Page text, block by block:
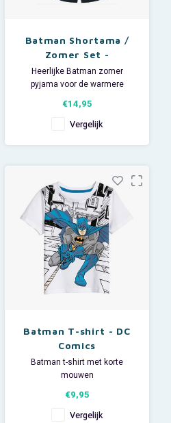
Batman Shortama /
Zomer Set -
Grijs/Zwart
Heerlijke Batman zomer
pyjama voor de warmere
Deze leuke DC Comics
jongens shortama heeft korte
​Materiaal: 100% katoen.
Grijze stof: 93% katoen en 7%
€14,95
Vergelijk
Batman T-shirt - DC
Comics
Batman t-shirt met korte
mouwen
€9,95
Vergelijk